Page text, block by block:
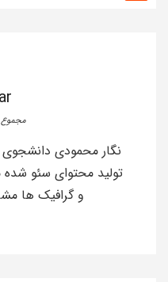
نگار محمودی
تولید محتوای سئو شده
و گرافیک ها